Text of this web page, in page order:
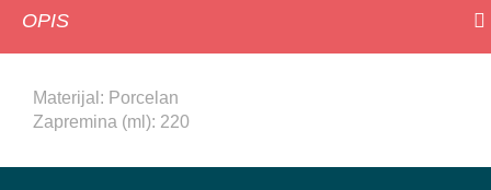
OPIS
Materijal: Porcelan
Zapremina (ml): 220